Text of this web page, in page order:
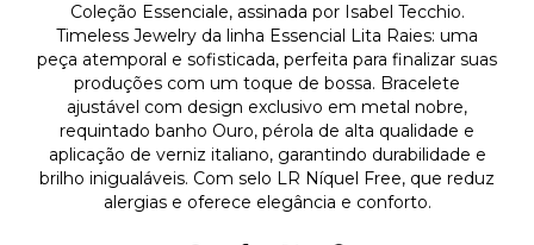
Coleção Essenciale, assinada por Isabel Tecchio.
Timeless Jewelry da linha Essencial Lita Raies: uma
peça atemporal e sofisticada, perfeita para finalizar suas
produções com um toque de bossa. Bracelete
ajustável com design exclusivo em metal nobre,
requintado banho Ouro, pérola de alta qualidade e
aplicação de verniz italiano, garantindo durabilidade e
brilho inigualáveis. Com selo LR Níquel Free, que reduz
alergias e oferece elegância e conforto.